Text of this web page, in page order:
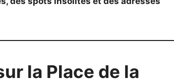
la Place de la